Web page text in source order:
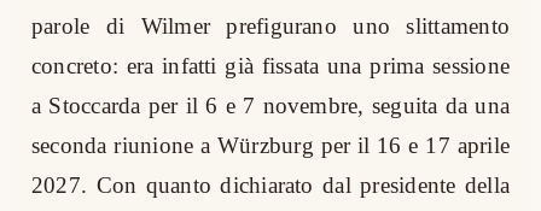
parole di Wilmer prefigurano uno slittamento
concreto: era infatti già fissata una prima sessione
a Stoccarda per il 6 e 7 novembre, seguita da una
seconda riunione a Würzburg per il 16 e 17 aprile
2027. Con quanto dichiarato dal presidente della